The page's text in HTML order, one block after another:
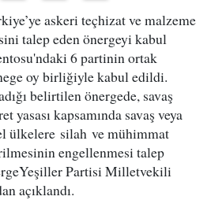
askeri teçhizat ve malzeme
talep eden önergeyi kabul
6 partinin ortak
oy birliğiyle kabul edildi.
belirtilen önergede, savaş
yasası kapsamında savaş veya
ülkelere silah ve mühimmat
engellenmesi talep
Partisi Milletvekili
açıklandı.